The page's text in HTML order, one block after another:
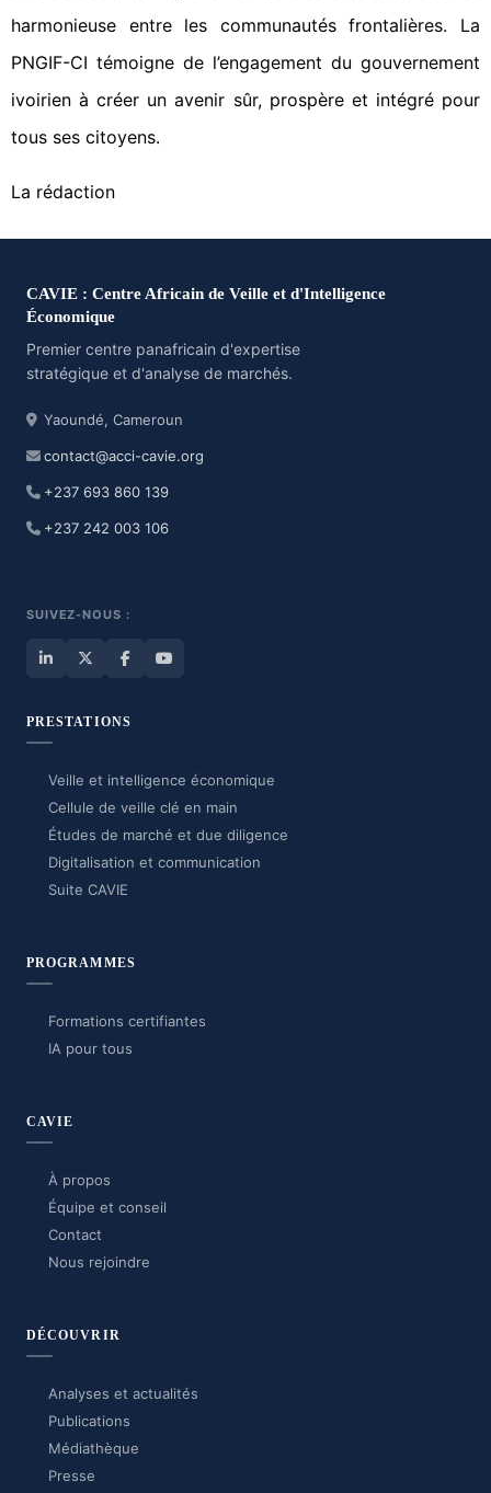
harmonieuse entre les communautés frontalières. La
PNGIF-CI témoigne de l’engagement du gouvernement
ivoirien à créer un avenir sûr, prospère et intégré pour
tous ses citoyens.
La rédaction
CAVIE : Centre Africain de Veille et d'Intelligence
Économique
Premier centre panafricain d'expertise
stratégique et d'analyse de marchés.
Yaoundé, Cameroun
contact@acci-cavie.org
+237 693 860 139
+237 242 003 106
SUIVEZ-NOUS :
PRESTATIONS
Veille et intelligence économique
Cellule de veille clé en main
Études de marché et due diligence
Digitalisation et communication
Suite CAVIE
PROGRAMMES
Formations certifiantes
IA pour tous
CAVIE
À propos
Équipe et conseil
Contact
Nous rejoindre
DÉCOUVRIR
Analyses et actualités
Publications
Médiathèque
Presse